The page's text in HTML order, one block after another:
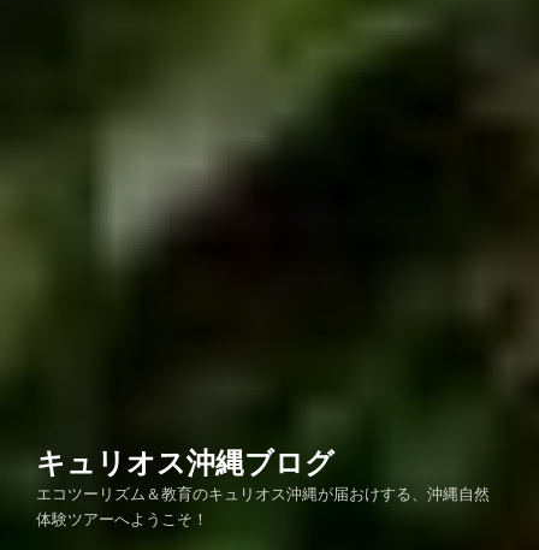
キュリオス沖縄ブログ
エコツーリズム＆教育のキュリオス沖縄が届おけする、沖縄自然
体験ツアーへようこそ！